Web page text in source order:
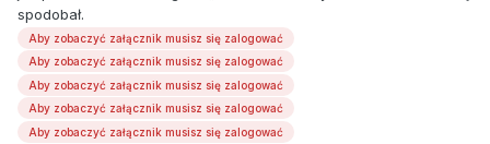
spodobał.
Aby zobaczyć załącznik musisz się zalogować
Aby zobaczyć załącznik musisz się zalogować
Aby zobaczyć załącznik musisz się zalogować
Aby zobaczyć załącznik musisz się zalogować
Aby zobaczyć załącznik musisz się zalogować